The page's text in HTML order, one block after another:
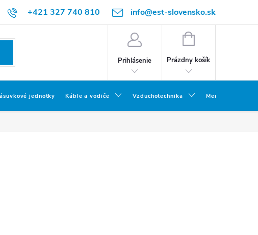
+421 327 740 810 info@est-slovensko.sk
Prihlásenie
NÁKUPNÝ
Prázdny košík
jednotky Káble a vodiče Vzduchotechnika Meracia a